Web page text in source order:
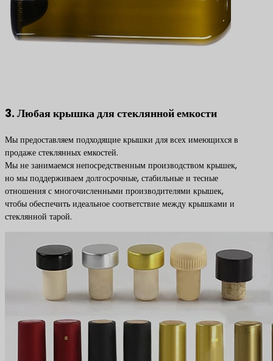
3. Любая крышка для стеклянной емкости
Мы предоставляем подходящие крышки для всех имеющихся в
продаже стеклянных емкостей.
Мы не занимаемся непосредственным производством крышек,
но мы поддерживаем долгосрочные, стабильные и тесные
отношения с многочисленными производителями крышек,
чтобы обеспечить идеальное соответствие между крышками и
стеклянной тарой.